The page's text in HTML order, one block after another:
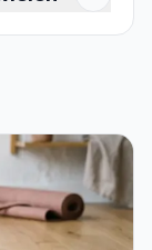
met de
dan op
een
de ronde